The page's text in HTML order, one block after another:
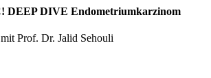
DEEP DIVE Endometriumkarzinom
mit Prof. Dr. Jalid Sehouli